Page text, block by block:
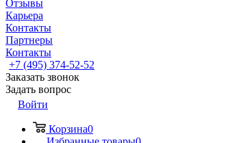
Отзывы
Карьера
Контакты
Партнеры
Контакты
+7 (495) 374-52-52
Заказать звонок
Задать вопрос
Войти
Корзина0